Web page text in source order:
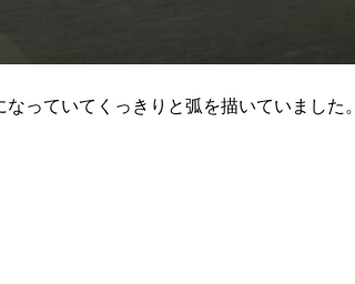
っていてくっきりと弧を描いていました。